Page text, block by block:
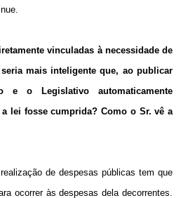
vinculadas à necessidade de
mais inteligente que, ao publicar
o Legislativo automaticamente
lei fosse cumprida? Como o Sr. vê a
de despesas públicas tem que
ocorrer às despesas dela decorrentes.